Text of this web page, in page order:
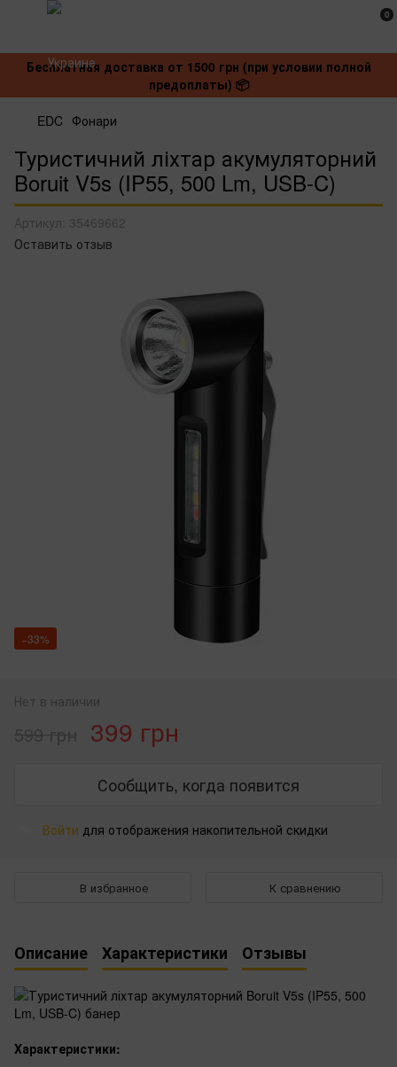
0
Бесплатная доставка от 1500 грн (при условии полной
предоплаты) 📦
EDC Фонари
Туристичний ліхтар акумуляторний
Boruit V5s (IP55, 500 Lm, USB-C)
Артикул: 35469662
Оставить отзыв
−33%
Нет в наличии
399 грн
Сообщить, когда появится
Войти для отображения накопительной скидки
В избранное К сравнению
Описание Характеристики Отзывы
Характеристики: